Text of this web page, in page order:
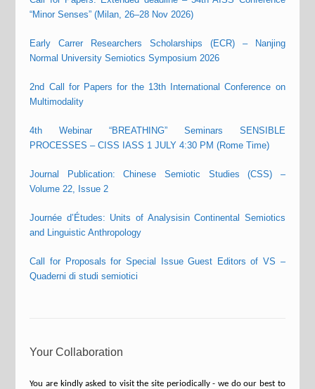
“Minor Senses” (Milan, 26–28 Nov 2026)
Early Carrer Researchers Scholarships (ECR) – Nanjing
Normal University Semiotics Symposium 2026
2nd Call for Papers for the 13th International Conference on
Multimodality
4th Webinar “BREATHING” Seminars SENSIBLE
PROCESSES – CISS IASS 1 JULY 4:30 PM (Rome Time)
Journal Publication: Chinese Semiotic Studies (CSS) –
Volume 22, Issue 2
Journée d’Études: Units of Analysisin Continental Semiotics
and Linguistic Anthropology
Call for Proposals for Special Issue Guest Editors of VS –
Quaderni di studi semiotici
Your Collaboration
You are kindly asked to visit the site periodically - we do our best to